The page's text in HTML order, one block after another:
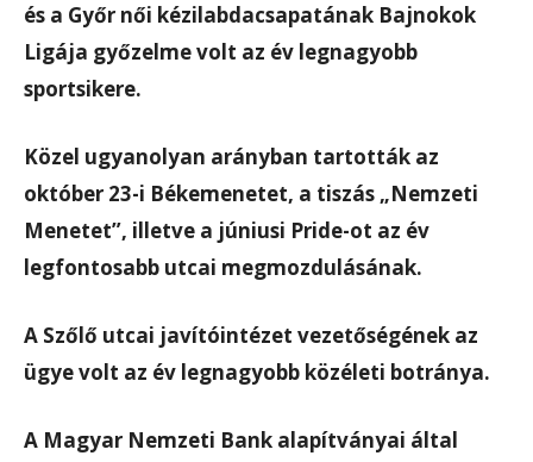
és a Győr női kézilabdacsapatának Bajnokok
Ligája győzelme volt az év legnagyobb
sportsikere.
Közel ugyanolyan arányban tartották az
október 23-i Békemenetet, a tiszás „Nemzeti
Menetet”, illetve a júniusi Pride-ot az év
legfontosabb utcai megmozdulásának.
A Szőlő utcai javítóintézet vezetőségének az
ügye volt az év legnagyobb közéleti botránya.
A Magyar Nemzeti Bank alapítványai által